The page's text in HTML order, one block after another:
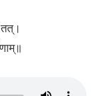
तत्।